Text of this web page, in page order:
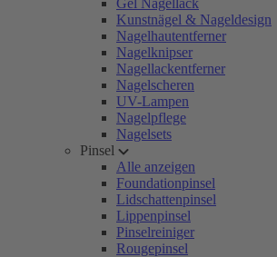
Gel Nagellack
Kunstnägel & Nageldesign
Nagelhautentferner
Nagelknipser
Nagellackentferner
Nagelscheren
UV-Lampen
Nagelpflege
Nagelsets
Pinsel
Alle anzeigen
Foundationpinsel
Lidschattenpinsel
Lippenpinsel
Pinselreiniger
Rougepinsel